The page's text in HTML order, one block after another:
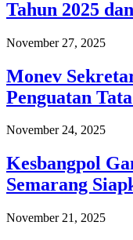
Tahun 2025
November 27, 2025
Monev
Penguatan
November 24, 2025
Kesbangpol
Semarang
November 21, 2025